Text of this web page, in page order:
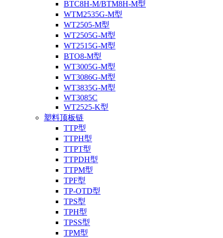
BTC8H-M/BTM8H-M型
WTM2535G-M型
WT2505-M型
WT2505G-M型
WT2515G-M型
BTO8-M型
WT3005G-M型
WT3086G-M型
WT3835G-M型
WT3085C
WT2525-K型
塑料顶板链
TTP型
TTPH型
TTPT型
TTPDH型
TTPM型
TPF型
TP-OTD型
TPS型
TPH型
TPSS型
TPM型